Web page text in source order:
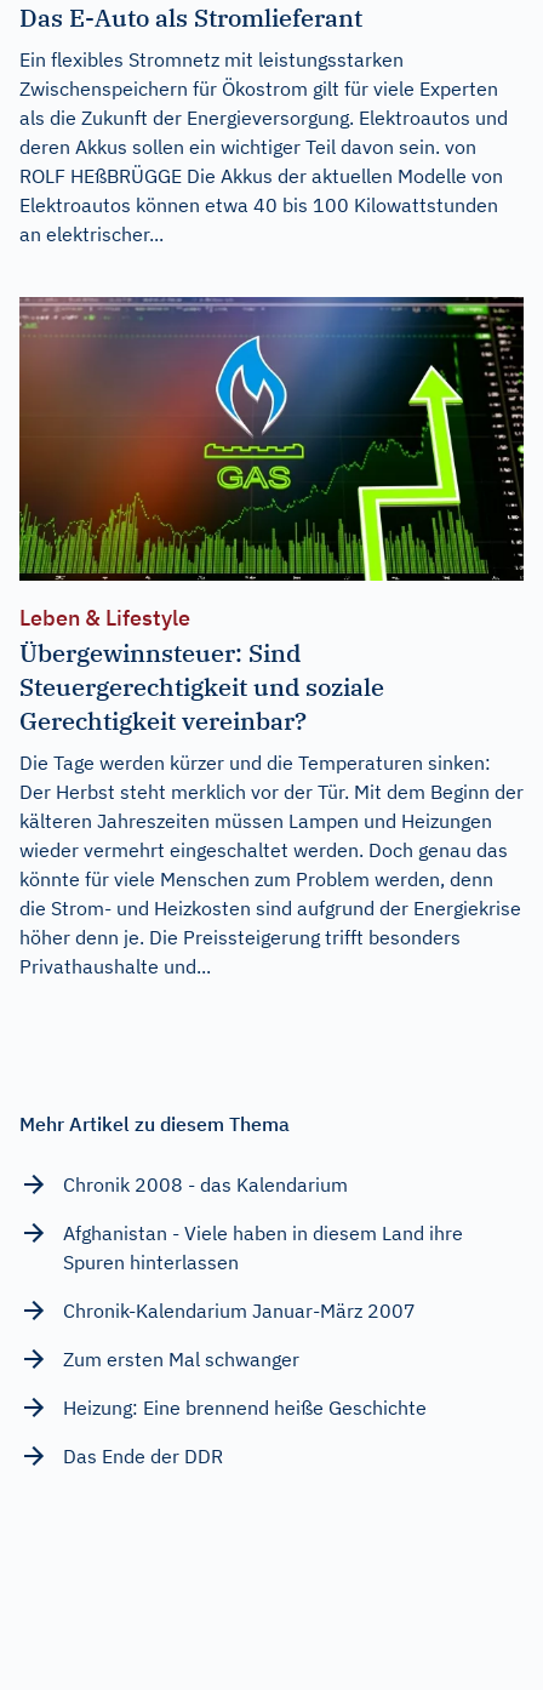
Das E-Auto als Stromlieferant
Ein flexibles Stromnetz mit leistungsstarken
Zwischenspeichern für Ökostrom gilt für viele Experten
als die Zukunft der Energieversorgung. Elektroautos und
deren Akkus sollen ein wichtiger Teil davon sein. von
ROLF HEßBRÜGGE Die Akkus der aktuellen Modelle von
Elektroautos können etwa 40 bis 100 Kilowattstunden
an elektrischer...
Leben & Lifestyle
Übergewinnsteuer: Sind
Steuergerechtigkeit und soziale
Gerechtigkeit vereinbar?
Die Tage werden kürzer und die Temperaturen sinken:
Der Herbst steht merklich vor der Tür. Mit dem Beginn der
kälteren Jahreszeiten müssen Lampen und Heizungen
wieder vermehrt eingeschaltet werden. Doch genau das
könnte für viele Menschen zum Problem werden, denn
die Strom- und Heizkosten sind aufgrund der Energiekrise
höher denn je. Die Preissteigerung trifft besonders
Privathaushalte und...
Mehr Artikel zu diesem Thema
Chronik 2008 - das Kalendarium
Afghanistan - Viele haben in diesem Land ihre
Spuren hinterlassen
Chronik-Kalendarium Januar-März 2007
Zum ersten Mal schwanger
Heizung: Eine brennend heiße Geschichte
Das Ende der DDR